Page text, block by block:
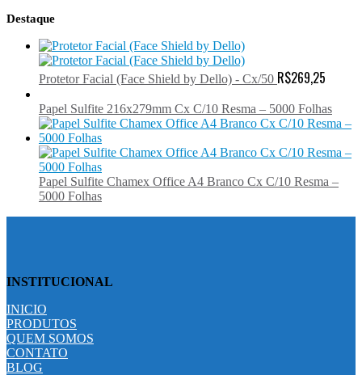
Destaque
Protetor Facial (Face Shield by Dello) - Cx/50 R$269,25
Papel Sulfite 216x279mm Cx C/10 Resma – 5000 Folhas
Papel Sulfite Chamex Office A4 Branco Cx C/10 Resma –
5000 Folhas
INSTITUCIONAL
INICIO
PRODUTOS
QUEM SOMOS
CONTATO
BLOG